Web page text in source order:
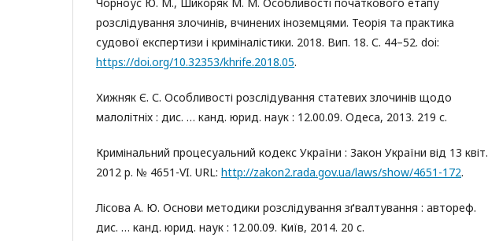
розслідування злочинів, вчинених іноземцями. Теорія та практика
судової експертизи і криміналістики. 2018. Вип. 18. С. 44–52. doi:
https://doi.org/10.32353/khrife.2018.05.
Хижняк Є. С. Особливості розслідування статевих злочинів щодо
малолітніх : дис. … канд. юрид. наук : 12.00.09. Одеса, 2013. 219 с.
Кримінальний процесуальний кодекс України : Закон України від 13 квіт.
2012 р. № 4651-VI. URL: http://zakon2.rada.gov.ua/laws/show/4651-172.
Лісова А. Ю. Основи методики розслідування зґвалтування : автореф.
дис. … канд. юрид. наук : 12.00.09. Київ, 2014. 20 с.